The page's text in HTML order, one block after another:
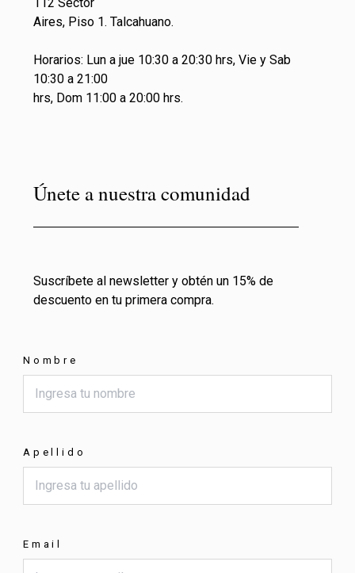
Aires, Piso 1. Talcahuano.
Horarios: Lun a jue 10:30 a 20:30 hrs, Vie y Sab
10:30 a 21:00
hrs, Dom 11:00 a 20:00 hrs.
Únete a nuestra comunidad
Suscríbete al newsletter y obtén un 15% de
descuento en tu primera compra.
Nombre
Apellido
Email